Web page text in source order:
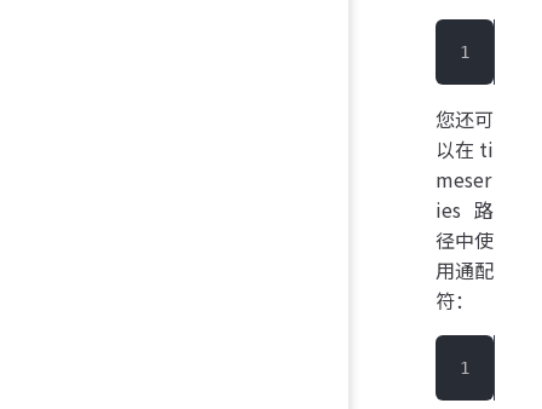
您还可
以在 ti
meser
ies 路
径中使
用通配
符：